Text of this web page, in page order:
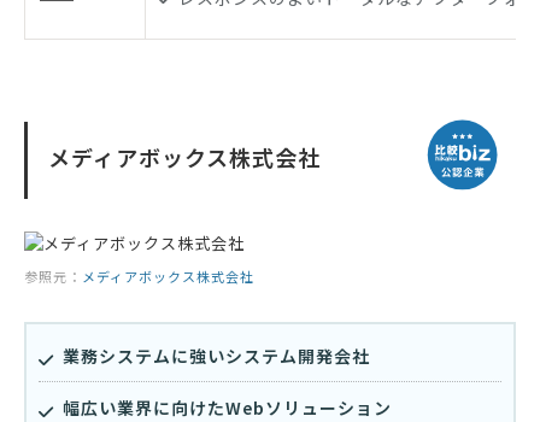
メディアボックス株式会社
参照元： メディアボックス株式会社
業務システムに強いシステム開発会社
幅広い業界に向けたWebソリューション